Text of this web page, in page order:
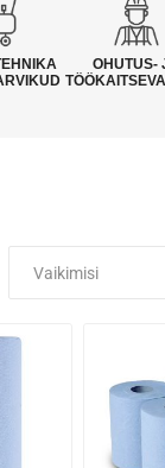
OHUTUS-